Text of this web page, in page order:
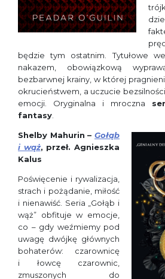
będzie tym ostatnim. Tytułowe
nakazem, obowiązkową
bezbarwnej krainy, w której
okrucieństwem, a uczucie
emocji. Oryginalna i mroczna
fantasy.
Shelby Mahurin – Gołąb
i wąż, przeł. Agnieszka
Kalus
Poświęcenie i rywalizacja,
strach i pożądanie, miłość
i nienawiść. Seria „Gołąb i
wąż” obfituje w emocje,
co – gdy weźmiemy pod
uwagę dwójkę głównych
bohaterów: czarownicę
i łowcę czarownic,
zmuszonych do